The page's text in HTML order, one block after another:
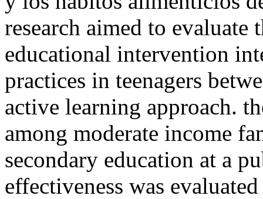
research aimed to evaluate
educational intervention
practices in teenagers
active learning approach.
among moderate income
secondary education at a
effectiveness was